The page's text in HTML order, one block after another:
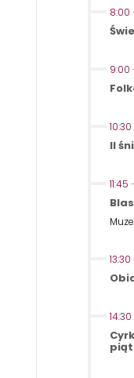
8:00
9:00
10:30
II
11:45 -
13:30
14:30